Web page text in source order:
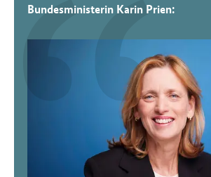
Bundesministerin Karin Prien: